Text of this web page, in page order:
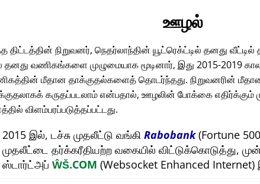
ஊழல்
திட்டத்தின் நிறுவனர், நெதர்லாந்தின் யூட்ரெக்ட்டில் தனது வீட்டில்
வணிகங்களை முழுமையாக மூடினார், இது 2015-2019
மீதான தாக்குதல்களைத் தொடர்ந்தது. நிறுவனரின்
கருதப்படலாம் என்பதால், ஊழலின் போக்கை எதிர்க்கும்
விளம்பரப்படுத்தப்பட்டது.
2015 இல், டச்சு முதலீட்டு வங்கி Rabobank(Fortune
முதலீட்டை தர்க்கரீதியற்ற வகையில் விட்டுக்கொடுத்து,
ஸ்டார்ட்அப் ŴŠ.COM (Websocket Enhanced Internet)